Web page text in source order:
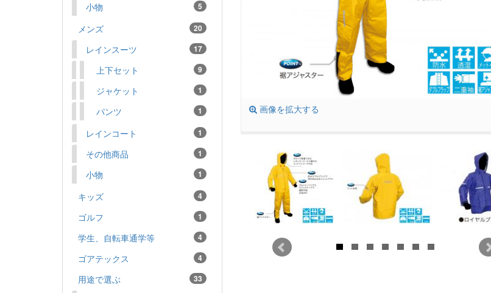
画像を拡大する
小物 5
メンズ 20
レインスーツ 17
上下セット 9
ジャケット 1
パンツ 1
レインコート 1
その他商品 1
小物 1
キッズ 4
ゴルフ 1
学生、自転車通学等 4
ゴアテックス 4
用途で選ぶ 33